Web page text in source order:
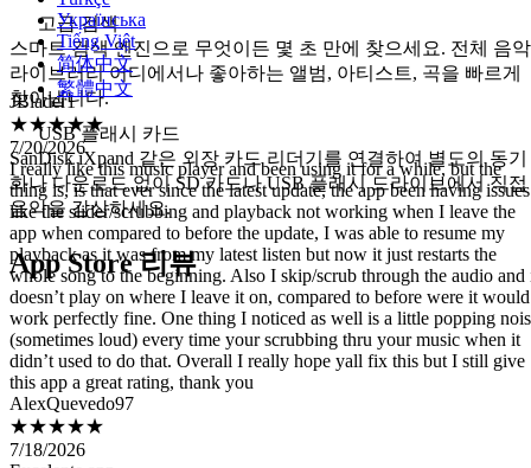
Українська
Tiếng Việt
简体中文
繁體中文
고급 검색
스마트 검색 엔진으로 무엇이든 몇 초 만에 찾으세요. 전체 음악
라이브러리 어디에서나 좋아하는 앨범, 아티스트, 곡을 빠르게
찾아냅니다.
USB 플래시 카드
SanDisk iXpand 같은 외장 카드 리더기를 연결하여 별도의 동기
화나 다운로드 없이 SD 카드나 USB 플래시 드라이브에서 직접
음악을 감상하세요.
App Store 리뷰
JBlader1
★★★★★
7/20/2026
I really like this music player and been using it for a while, but the
thing is, is that ever since the latest update, the app been having issues
like the slider/scrubbing and playback not working when I leave the
app when compared to before the update, I was able to resume my
playback as it was from my latest listen but now it just restarts the
whole song to the beginning. Also I skip/scrub through the audio and
doesn’t play on where I leave it on, compared to before were it would
work perfectly fine. One thing I noticed as well is a little popping
(sometimes loud) every time your scrubbing thru your music when it
didn’t used to do that. Overall I really hope yall fix this but I still give
this app a great rating, thank you
AlexQuevedo97
★★★★★
7/18/2026
Excelente app
kayle3456